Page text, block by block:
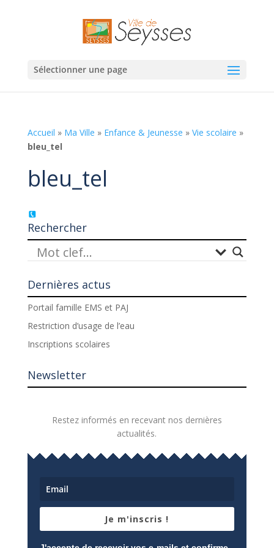
Sélectionner une page
Accueil » Ma Ville » Enfance & Jeunesse » Vie scolaire »
bleu_tel
bleu_tel
Rechercher
Dernières actus
Portail famille EMS et PAJ
Restriction d’usage de l’eau
Inscriptions scolaires
Newsletter
Restez informés en recevant nos dernières
actualités.
Je m'inscris !